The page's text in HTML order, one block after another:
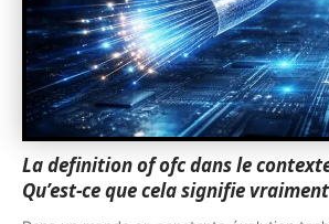
La definition of ofc dans le
Qu’est-ce que cela signifie